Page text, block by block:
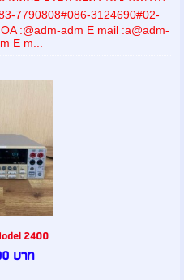
7790808#086-3124690#02-
:@adm-adm E mail :a@adm-
E m...
2400
บาท